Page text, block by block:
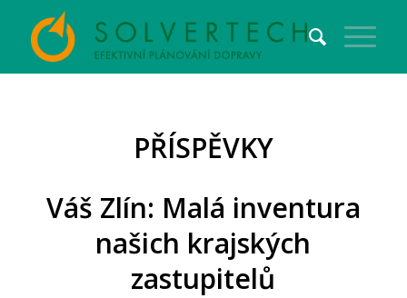
PŘÍSPĚVKY
Váš Zlín: Malá inventura
našich krajských
zastupitelů